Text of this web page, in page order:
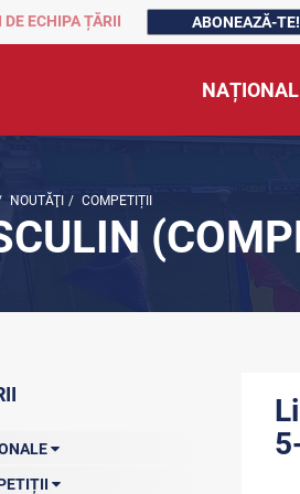
ECHIPA ȚĂRII ABONEAZĂ-TE!
NOUTĂŢI / COMPETIȚII